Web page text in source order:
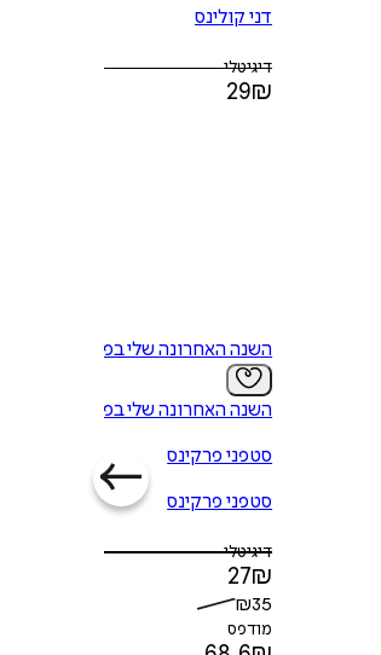
דני קולינס
דיגיטלי
29₪
השנה האחרונה שלי בפריז
השנה האחרונה שלי בפריז
סטפני פרקינס
סטפני פרקינס
דיגיטלי
27₪
₪35
מודפס